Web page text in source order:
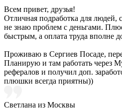
Всем привет, друзья!
Отличная подработка для людей,
не знаю проблем с деньгами.
быстрым, а оплата труда вполне
Проживаю в Сергиев Посаде,
Планирую и там работать через
рефералов и получил доп.
плюшки всегда приятны))
Светлана из Москвы